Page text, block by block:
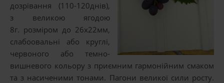
дозрівання (110-120днів),
з великою ягодою
8г. розміром до 26х22мм,
слабоовальні або круглі,
червоного або темно-
вишневого кольору з приємним гармонійним смаком
та з насиченими тонами. Пагони великої сили росту.